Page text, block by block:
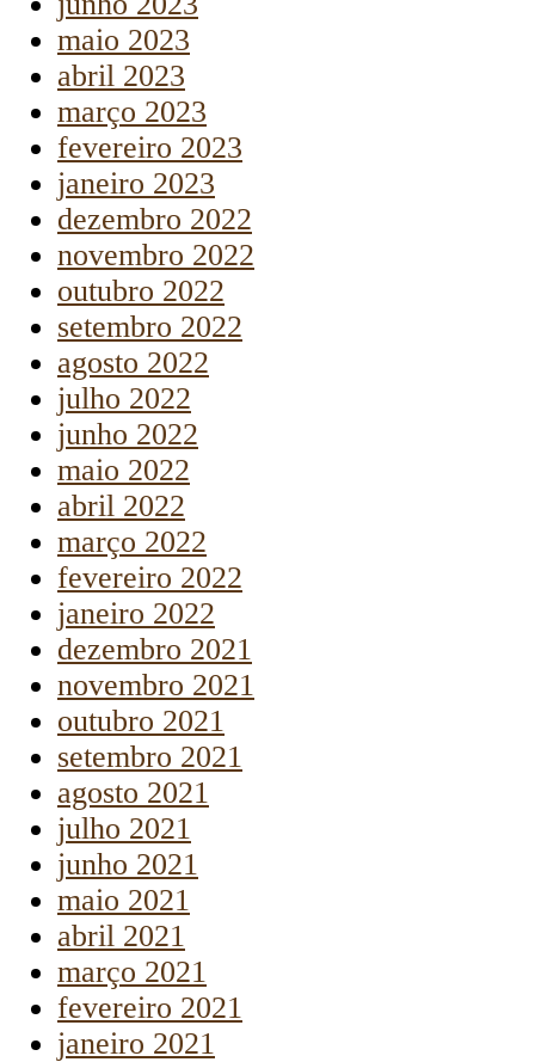
maio 2023
abril 2023
março 2023
fevereiro 2023
janeiro 2023
dezembro 2022
novembro 2022
outubro 2022
setembro 2022
agosto 2022
julho 2022
junho 2022
maio 2022
abril 2022
março 2022
fevereiro 2022
janeiro 2022
dezembro 2021
novembro 2021
outubro 2021
setembro 2021
agosto 2021
julho 2021
junho 2021
maio 2021
abril 2021
março 2021
fevereiro 2021
janeiro 2021